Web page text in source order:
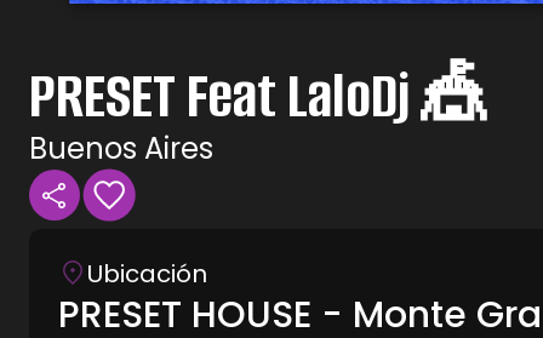
PRESET Feat LaloDj 🎪
Buenos Aires
Ubicación
PRESET HOUSE - Monte